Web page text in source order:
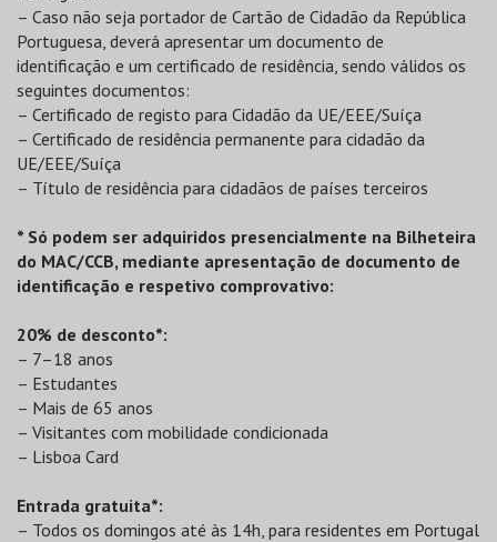
– Caso não seja portador de Cartão de Cidadão da República
Portuguesa, deverá apresentar um documento de
identificação e um certificado de residência, sendo válidos os
seguintes documentos:
– Certificado de registo para Cidadão da UE/EEE/Suíça
– Certificado de residência permanente para cidadão da
UE/EEE/Suíça
– Título de residência para cidadãos de países terceiros
* Só podem ser adquiridos presencialmente na Bilheteira
do MAC/CCB, mediante apresentação de documento de
identificação e respetivo comprovativo:
20% de desconto*:
– 7–18 anos
– Estudantes
– Mais de 65 anos
– Visitantes com mobilidade condicionada
– Lisboa Card
Entrada gratuita*:
– Todos os domingos até às 14h, para residentes em Portugal